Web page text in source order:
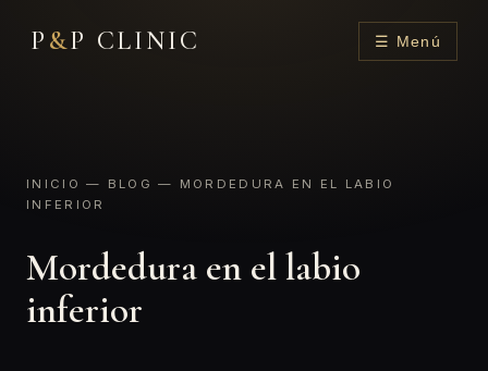
P &P CLINIC ☰ Menú
INICIO — BLOG — MORDEDURA EN EL LABIO
INFERIOR
Mordedura en el labio
inferior